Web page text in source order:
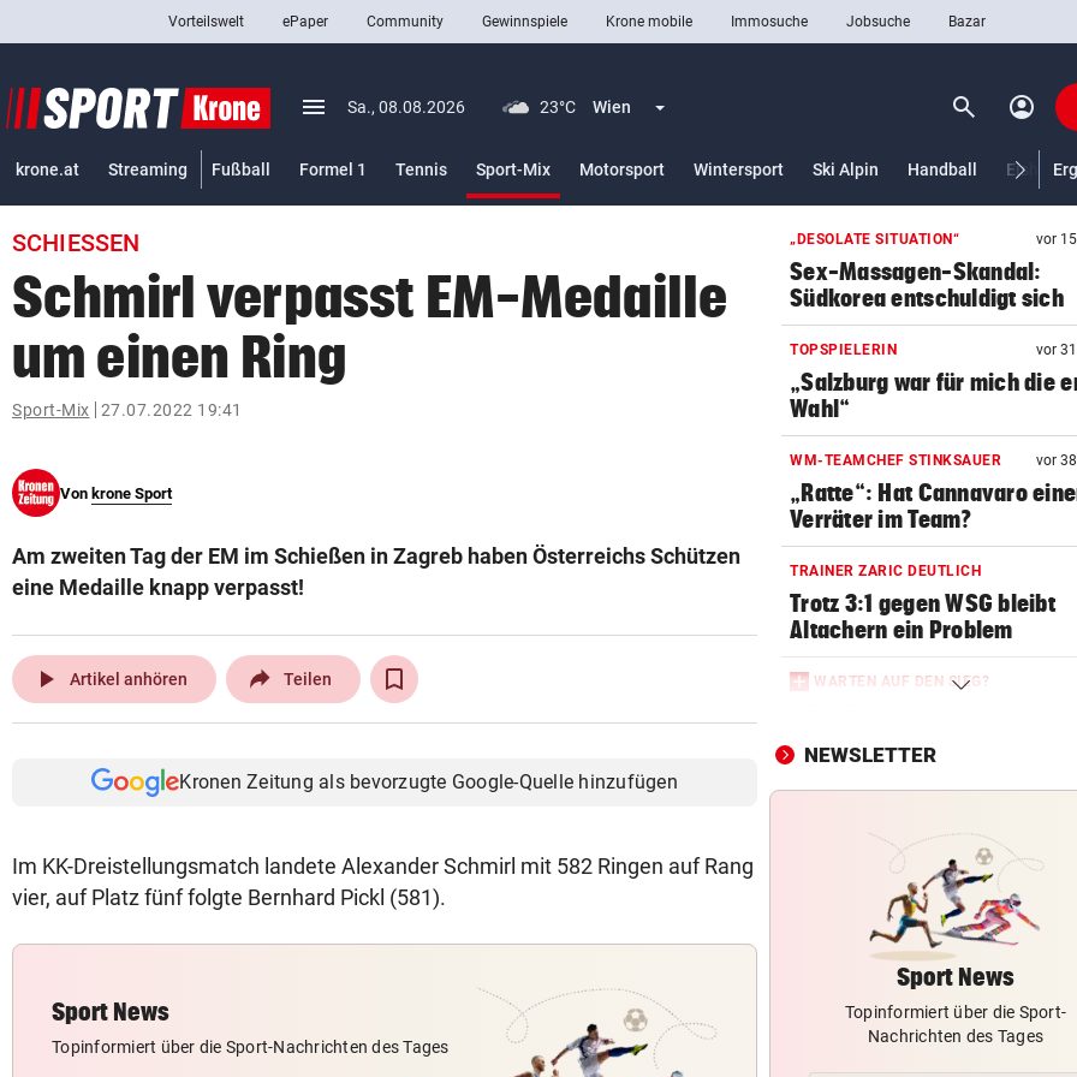
closeSchließen
Abonnieren
pin_drop
bookmark
search
Suchbegriff
© Krone Multimedia GmbH & Co KG 2026
Muthgasse 2, 1190 Wien
Vorteilswelt ePaper Community Gewinnspiele Krone mobile Immosuche Jobsuche Bazar
menu Menü aufklappen
Sa., 08.08.2026 23°C Wien Menü aufklappen search Suchen
account_circle
krone.at Streaming Fußball Formel 1 Tennis Sport-Mix
Motorsport
Wintersport Ski Alpin Handball
SCHIESSEN
Schmirl verpasst EM-Medaille
um einen Ring
Sport-Mix 27.07.2022 19:41
Von krone Sport
Am zweiten Tag der EM im Schießen in Zagreb haben Österreichs Schützen
eine Medaille knapp verpasst!
play_arrow Artikel anhören Teilen
Kronen Zeitung als bevorzugte Google-Quelle hinzufügen
Im KK-Dreistellungsmatch landete Alexander Schmirl mit 582 Ringen auf Rang
vier, auf Platz fünf folgte Bernhard Pickl (581).
Sport News
Topinformiert über die Sport-Nachrichten des Tages
„DESOLATE SITUATION“ vor
Sex-Massagen-Skandal:
Südkorea entschuldigt sich
TOPSPIELERIN vor
„Salzburg war für mich die
Wahl“
WM-TEAMCHEF STINKSAUER vor
„Ratte“: Hat Cannavaro
Verräter im Team?
TRAINER ZARIC DEUTLICH
Trotz 3:1 gegen WSG bleibt
Altachern ein Problem
WARTEN AUF DEN SIEG?
ganz andere!“
DRAMATISCHE VERLETZUNG
Bein zu verlieren
SKURRILES SPIEL
Zwangspause: „Seltsam! So
etwas kommt nie vor“
FLUCH DER KARIBIK
Rückschlag kam für „Captain
NEWSLETTER
Sport News
Topinformiert über die Sport-
Nachrichten des Tages